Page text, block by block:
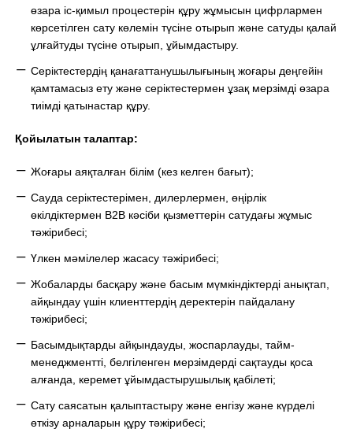
өзара іс-қимыл процестерін құру жұмысын цифрлармен
көрсетілген сату көлемін түсіне отырып және сатуды қалай
ұлғайтуды түсіне отырып, ұйымдастыру.
Серіктестердің қанағаттанушылығының жоғары деңгейін
қамтамасыз ету жәнесеріктестермен ұзақ мерзімді өзара
тиімді қатынастар құру.
Қойылатын талаптар:
Жоғары аяқталған білім (кез келген бағыт);
Саудасеріктестерімен, дилерлермен, өңірлік
өкілдіктермен B2B кәсіби қызметтерін сатудағы жұмыс
тәжірибесі;
Үлкен мәмілелер жасасу тәжірибесі;
Жобаларды басқару жәнебасым мүмкіндіктерді анықтап,
айқындауүшін клиенттердің деректерін пайдалану
тәжірибесі;
Басымдықтардыайқындауды, жоспарлауды , тайм-
менеджментті , белгіленген мерзімдерді сақтауды қоса
алғанда, керемет ұйымдастырушылық қабілеті;
Сату саясатын қалыптастыру және енгізу және күрделі
өткізу арналарын құру тәжірибесі;